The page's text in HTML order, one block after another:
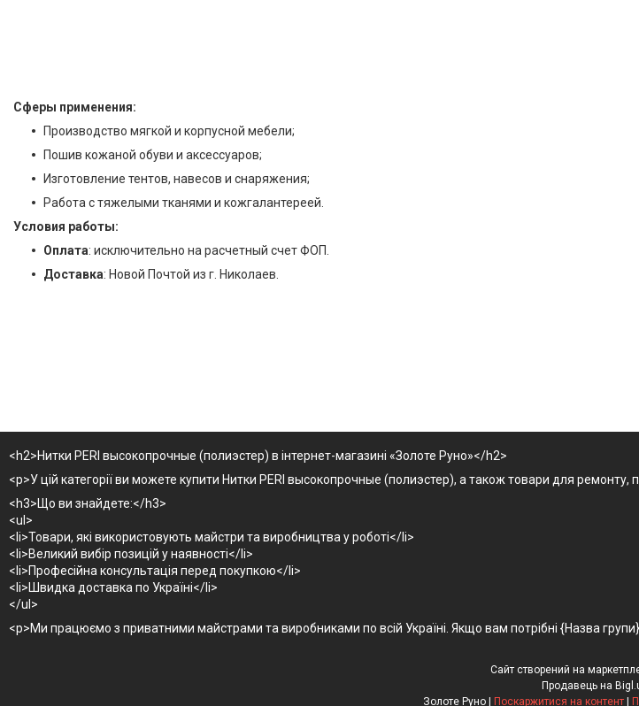
Сферы применения:
Производство мягкой и корпусной мебели;
Пошив кожаной обуви и аксессуаров;
Изготовление тентов, навесов и снаряжения;
Работа с тяжелыми тканями и кожгалантереей.
Условия работы:
Оплата: исключительно на расчетный счет ФОП.
Доставка: Новой Почтой из г. Николаев.
<h2>Нитки PERI высокопрочные (полиэстер) в інтернет-магазині «Золоте Руно»</h2>
<p>У цій категорії ви можете купити Нитки PERI высокопрочные (полиэстер), а також товари для ремонту,
<h3>Що ви знайдете:</h3>
<ul>
<li>Товари, які використовують майстри та виробництва у роботі</li>
<li>Великий вибір позицій у наявності</li>
<li>Професійна консультація перед покупкою</li>
<li>Швидка доставка по Україні</li>
</ul>
<p>Ми працюємо з приватними майстрами та виробниками по всій Україні. Якщо вам потрібні {Назва
Сайт створений на
Продавець на
Поскаржитися на контент